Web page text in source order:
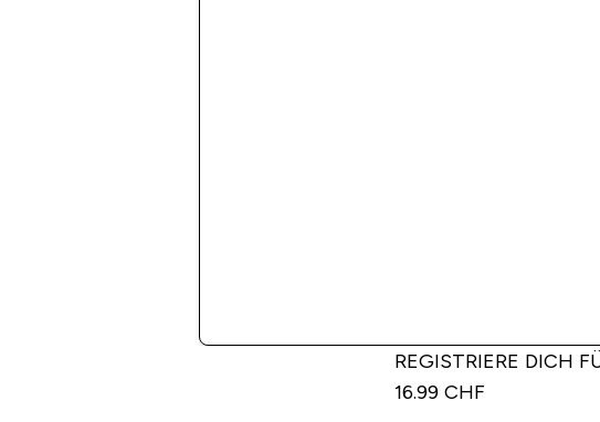
REGISTRIERE DICH
16.99 CHF